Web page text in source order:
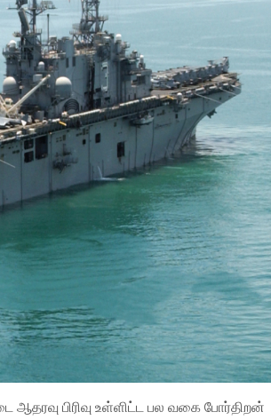
பிரிவு உள்ளிட்ட பல வகை போர்திறன்